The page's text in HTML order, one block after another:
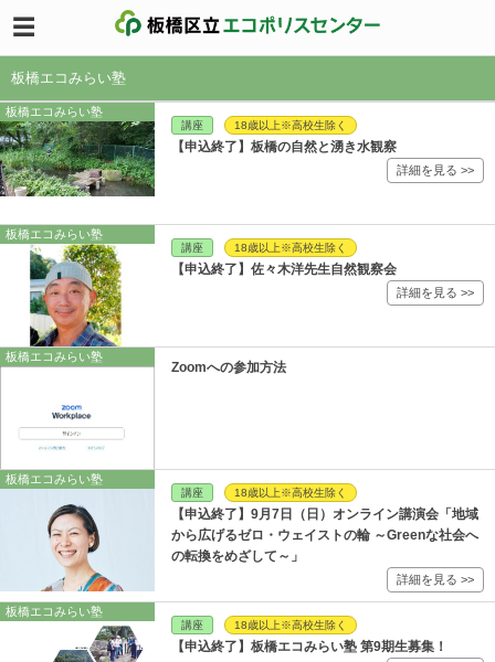
板橋エコみらい塾
板橋エコみらい塾
講座 18歳以上※高校生除く
【申込終了】板橋の自然と湧き水観察
詳細を見る >>
板橋エコみらい塾
講座 18歳以上※高校生除く
【申込終了】佐々木洋先生自然観察会
詳細を見る >>
板橋エコみらい塾
Zoomへの参加方法
板橋エコみらい塾
講座 18歳以上※高校生除く
【申込終了】9月7日（日）オンライン講演会「地域
から広げるゼロ・ウェイストの輪 ～Greenな社会へ
の転換をめざして～」
詳細を見る >>
板橋エコみらい塾
講座 18歳以上※高校生除く
【申込終了】板橋エコみらい塾 第9期生募集！